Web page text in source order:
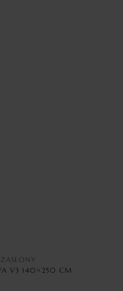
ZASŁONY
V3 140×250 CM